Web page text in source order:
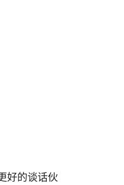
好的谈话伙